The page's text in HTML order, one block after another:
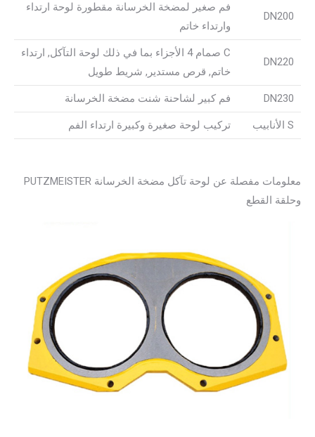
DN200
فم صغير لمضخة الخرسانة مقطورة لوحة ارتداء
وارتداء خاتم
DN220
C صمام 4 الأجزاء بما في ذلك لوحة التآكل, ارتداء
خاتم, قرص مستدير, شريط طويل
DN230 فم كبير لشاحنة شنت مضخة الخرسانة
S الأنابيب تركيب لوحة صغيرة وكبيرة ارتداء الفم
معلومات مفصلة عن لوحة تآكل مضخة الخرسانة PUTZMEISTER
وحلقة القطع